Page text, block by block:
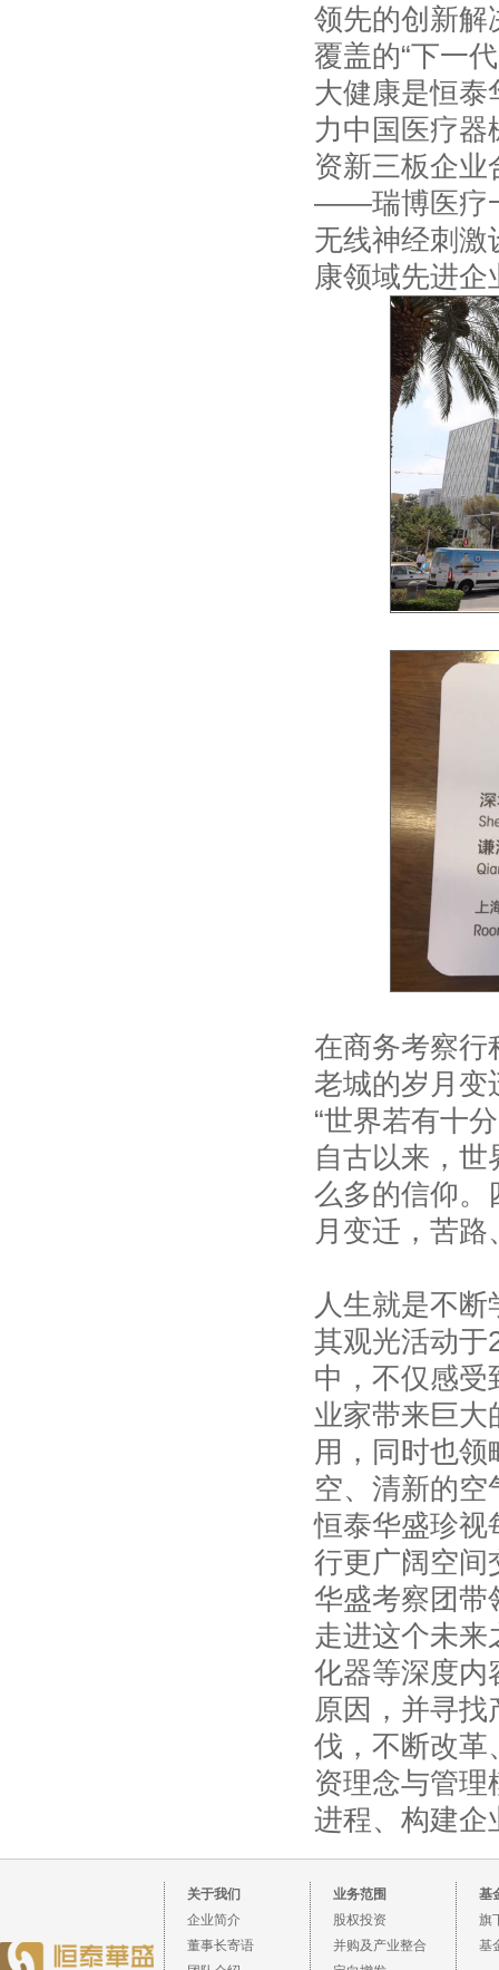
领先的创新解
覆盖的“下一
大健康是恒泰
力中国医疗
资新三板企
——瑞博医疗
无线神经刺激
康领域先进
在商务考察行
老城的岁月变
“世界若有十
自古以来，
么多的信仰。
月变迁，苦
人生就是不
其观光活动于
中，不仅感受
业家带来巨大
用，同时也
空、清新的空
恒泰华盛珍视
行更广阔空间
华盛考察团带
走进这个未
化器等深度内
原因，并寻
伐，不断改革
资理念与管
进程、构建企
关于我们
企业简介
董事长寄语
业务范围
股权投资
并购及产业整合
基
旗
基